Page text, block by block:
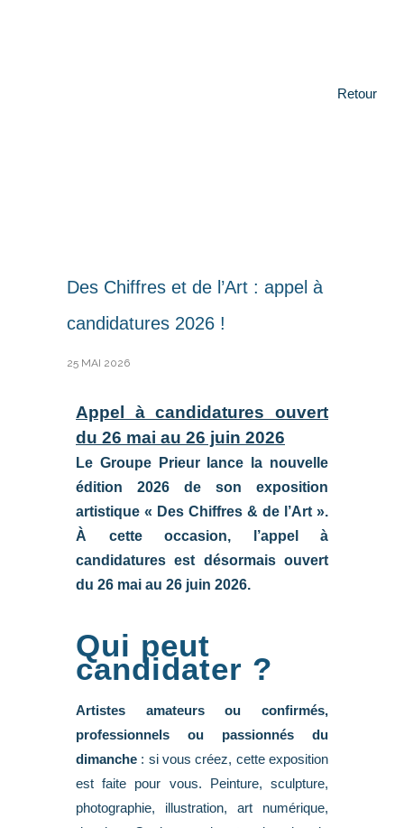
Retour
Des Chiffres et de l’Art : appel à
candidatures 2026 !
25 MAI 2026
Appel à candidatures ouvert
du 26 mai au 26 juin 2026
Le Groupe Prieur lance la nouvelle
édition 2026 de son exposition
artistique « Des Chiffres & de l’Art ».
À cette occasion, l’appel à
candidatures est désormais ouvert
du 26 mai au 26 juin 2026.
Qui peut
candidater ?
Artistes amateurs ou confirmés,
professionnels ou passionnés du
dimanche : si vous créez, cette exposition
est faite pour vous. Peinture, sculpture,
photographie, illustration, art numérique,